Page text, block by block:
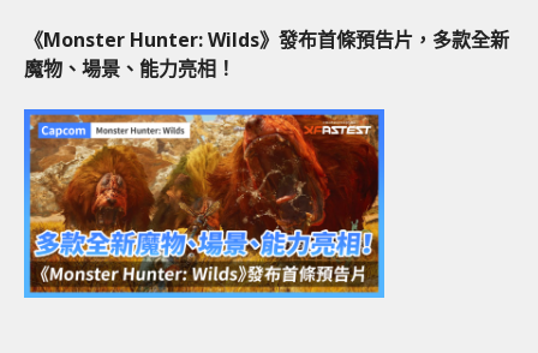
《Monster Hunter: Wilds》發布首條預告片，多款全新
魔物、場景、能力亮相！